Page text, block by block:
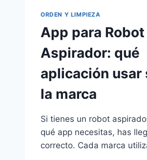
ORDEN Y LIMPIEZA
App para Robot
Aspirador: qué
aplicación usar
la marca
Si tienes un robot
qué app necesitas, has
correcto. Cada marca